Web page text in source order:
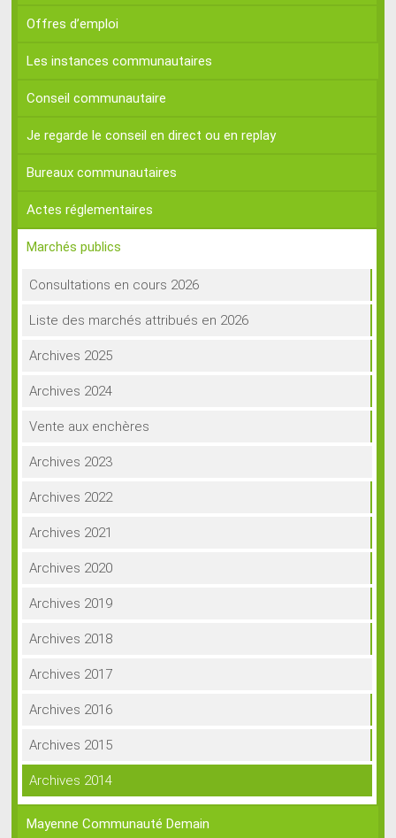
Offres d’emploi
Les instances communautaires
Conseil communautaire
Je regarde le conseil en direct ou en replay
Bureaux communautaires
Actes réglementaires
Marchés publics
Consultations en cours 2026
Liste des marchés attribués en 2026
Archives 2025
Archives 2024
Vente aux enchères
Archives 2023
Archives 2022
Archives 2021
Archives 2020
Archives 2019
Archives 2018
Archives 2017
Archives 2016
Archives 2015
Archives 2014
Mayenne Communauté Demain